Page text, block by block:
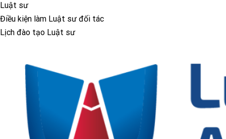
Luật sư
Điều kiện làm Luật sư đối tác
Lịch đào tạo Luật sư